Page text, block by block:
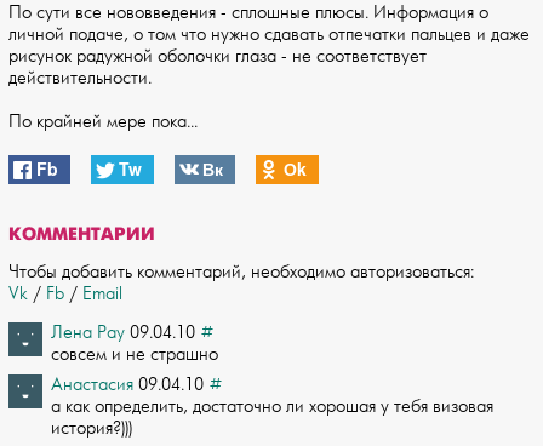
По сути все нововведения - сплошные плюсы. Информация о
личной подаче, о том что нужно сдавать отпечатки пальцев и даже
рисунок радужной оболочки глаза - не соответствует
действительности.
По крайней мере пока...
Fb Tw Вк Оk
КОММЕНТАРИИ
Чтобы добавить комментарий, необходимо авторизоваться:
Vk / Fb / Email
Лена Рау 09.04.10 #
совсем и не страшно
Анастасия 09.04.10 #
а как определить, достаточно ли хорошая у тебя визовая
история?)))